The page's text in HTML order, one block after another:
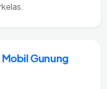
Gunung